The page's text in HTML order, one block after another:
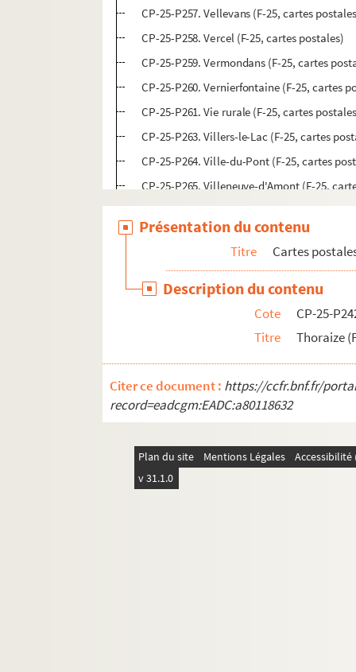
CP-25-P257. Vellevans (F-25, cartes
CP-25-P258. Vercel (F-25, cartes postales)
CP-25-P259. Vermondans (F-25, cartes
CP-25-P260. Vernierfontaine (F-25, cartes
CP-25-P261. Vie rurale (F-25, cartes
CP-25-P263. Villers-le-Lac (F-25, cartes
CP-25-P264. Ville-du-Pont (F-25, cartes
CP-25-P265. Villeneuve-d'Amont (F-25,
CP-25-P266. Villers-sous-Chalamont (F-25,
CP-25-P267. La Voyèze (F-25, cartes
CP-25-P269. Vuillafans (F-25, cartes
Cartes postales anciennes du Jura (39)
Cartes postales anciennes de la Haute-
Cartes postales anciennes du Territoire-de-
Présentation du contenu
Titre Cartes
Description du contenu
Cote
CP-25-
Titre
Thoraize
Citer ce document : https://ccfr.bnf.fr/
record=eadcgm:EADC:a80118632
Plan du site Mentions Légales
v 31.1.0